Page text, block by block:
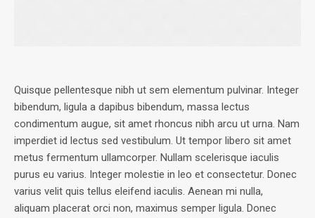
Quisque pellentesque nibh ut sem elementum pulvinar. Integer
bibendum, ligula a dapibus bibendum, massa lectus
condimentum augue, sit amet rhoncus nibh arcu ut urna. Nam
imperdiet id lectus sed vestibulum. Ut tempor libero sit amet
metus fermentum ullamcorper. Nullam scelerisque iaculis
purus eu varius. Integer molestie in leo et consectetur. Donec
varius velit quis tellus eleifend iaculis. Aenean mi nulla,
aliquam placerat orci non, maximus semper ligula. Donec